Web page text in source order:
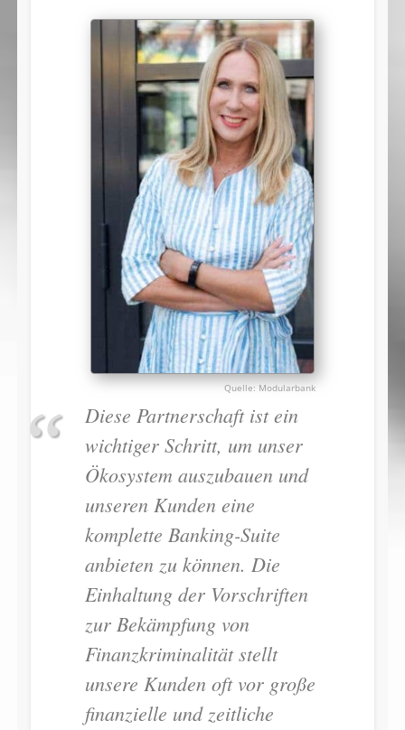
Modularbank
Diese Partnerschaft ist ein
wichtiger Schritt, um unser
Ökosystem auszubauen und
unseren Kunden eine
komplette Banking-Suite
anbieten zu können. Die
Einhaltung der Vorschriften
zur Bekämpfung von
Finanzkriminalität stellt
unsere Kunden oft vor große
finanzielle und zeitliche